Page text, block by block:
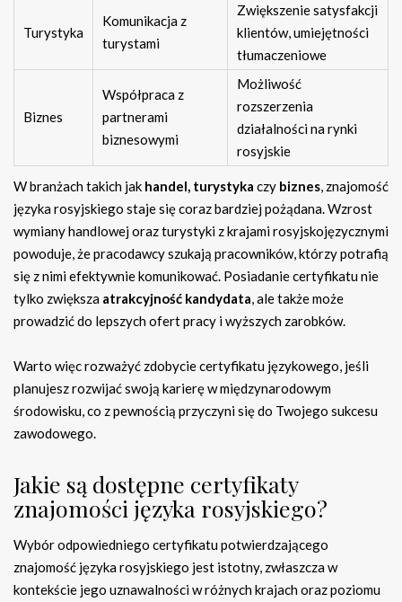
Turystyka
Komunikacja z
turystami
Zwiększenie satysfakcji
klientów, umiejętności
tłumaczeniowe
Biznes
Współpraca z
partnerami
biznesowymi
Możliwość
rozszerzenia
działalności na rynki
rosyjskie
W branżach takich jak handel, turystyka czy biznes, znajomość
języka rosyjskiego staje się coraz bardziej pożądana. Wzrost
wymiany handlowej oraz turystyki z krajami rosyjskojęzycznymi
powoduje, że pracodawcy szukają pracowników, którzy potrafią
się z nimi efektywnie komunikować. Posiadanie certyfikatu nie
tylko zwiększa atrakcyjność kandydata, ale także może
prowadzić do lepszych ofert pracy i wyższych zarobków.
Warto więc rozważyć zdobycie certyfikatu językowego, jeśli
planujesz rozwijać swoją karierę w międzynarodowym
środowisku, co z pewnością przyczyni się do Twojego sukcesu
zawodowego.
Jakie są dostępne certyfikaty
znajomości języka rosyjskiego?
Wybór odpowiedniego certyfikatu potwierdzającego
znajomość języka rosyjskiego jest istotny, zwłaszcza w
kontekście jego uznawalności w różnych krajach oraz poziomu